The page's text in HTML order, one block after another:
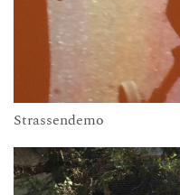
Strassendemo